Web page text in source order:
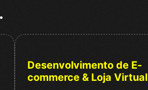
Desenvolvimento de E-
commerce & Loja Virtual